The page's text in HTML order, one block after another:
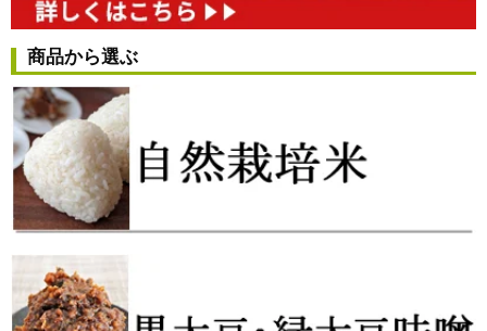
商品から選ぶ